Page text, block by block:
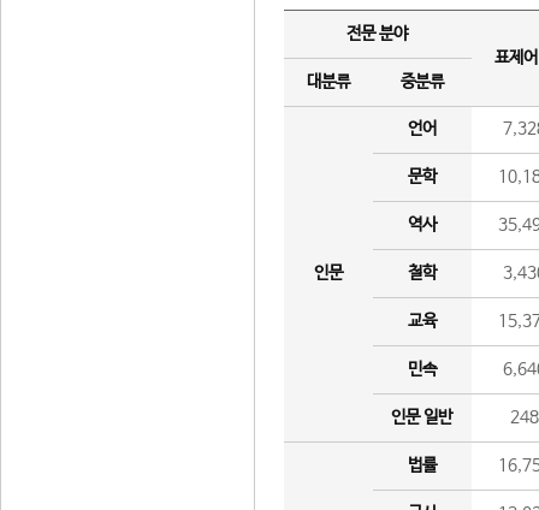
전문 분야
표제
대분류
중분류
인문
언어
문학
역사
철학
교육
민속
인문 일반 248
법률